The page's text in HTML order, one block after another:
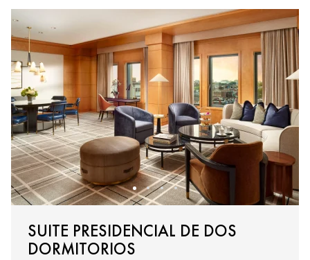
SUITE PRESIDENCIAL DE DOS
DORMITORIOS